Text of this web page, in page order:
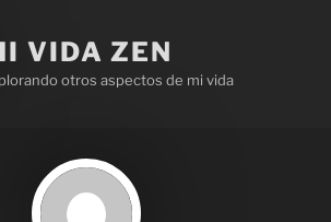
VIDA ZEN
otros aspectos de mi vida